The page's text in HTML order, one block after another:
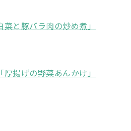
と豚バラ肉の炒め煮」
揚げの野菜あんかけ」